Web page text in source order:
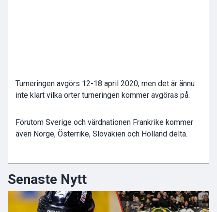
Turneringen avgörs 12-18 april 2020, men det är ännu
inte klart vilka orter turneringen kommer avgöras på.
Förutom Sverige och värdnationen Frankrike kommer
även Norge, Österrike, Slovakien och Holland delta.
Senaste Nytt